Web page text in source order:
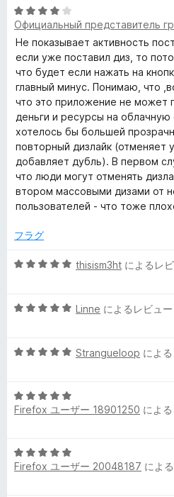
1
の
評
価
5
段
階
中
4
の
評
価
Официальный представитель
Не показывает активность
если уже поставил диз, то
что будет если нажать на
главный минус. Понимаю, что
что это приложение не может
деньги и ресурсы на
хотелось бы большей
повторный дизлайк (отменяет
добавляет дубль). В первом
что люди могут отменять
втором массовыми дизами от
пользователей - что тоже
フラグ
5
中
評
thisism3ht によるレ
5
中
評
価
Linne によるレビュ
5
中
5
価
Strangueloop によ
5
段
5
の
Firefox ユーザー 18901250 によ
5
段
Firefox ユーザー 20048187 によ